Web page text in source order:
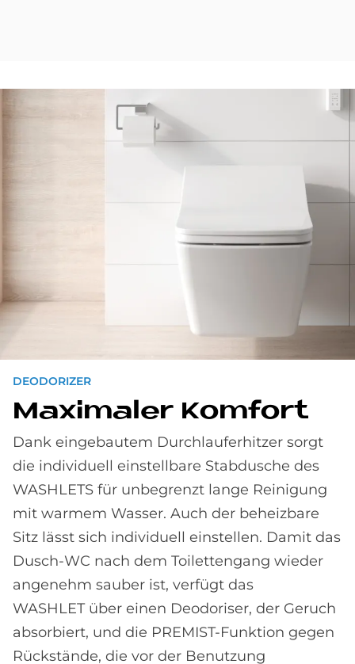
DEODORIZER
Ma­xi­ma­ler Kom­fort
Dank eingebautem Durchlauferhitzer sorgt
die individuell einstellbare Stabdusche des
WASHLETS für unbegrenzt lange Reinigung
mit warmem Wasser. Auch der beheizbare
Sitz lässt sich individuell einstellen. Damit das
Dusch-WC nach dem Toilettengang wieder
angenehm sauber ist, verfügt das
WASHLET über einen Deodoriser, der Geruch
absorbiert, und die PREMIST-Funktion gegen
Rückstände, die vor der Benutzung